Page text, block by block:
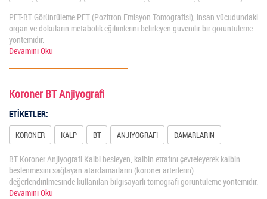
PET-BT Görüntüleme PET (Pozitron Emisyon Tomografisi), insan vücudundaki
organ ve dokuların metabolik eğilimlerini belirleyen güvenilir bir görüntüleme
yöntemidir.
Devamını Oku
Koroner BT Anjiyografi
ETİKETLER:
KORONER KALP BT ANJIYOGRAFI DAMARLARIN
BT Koroner Anjiyografi Kalbi besleyen, kalbin etrafını çevreleyerek kalbin
beslenmesini sağlayan atardamarların (koroner arterlerin)
değerlendirilmesinde kullanılan bilgisayarlı tomografi görüntüleme yöntemidir.
Devamını Oku